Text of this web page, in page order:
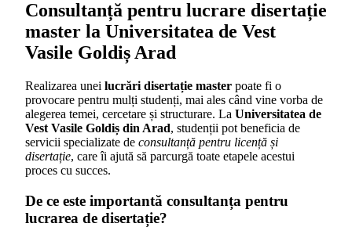
Consultanță pentru lucrare disertație
master la Universitatea de Vest
Vasile Goldiș Arad
Realizarea unei lucrări disertație master poate fi o
provocare pentru mulți studenți, mai ales când vine vorba de
alegerea temei, cercetare și structurare. La Universitatea de
Vest Vasile Goldiș din Arad, studenții pot beneficia de
servicii specializate de consultanță pentru licență și
disertație, care îi ajută să parcurgă toate etapele acestui
proces cu succes.
De ce este importantă consultanța pentru
lucrarea de disertație?